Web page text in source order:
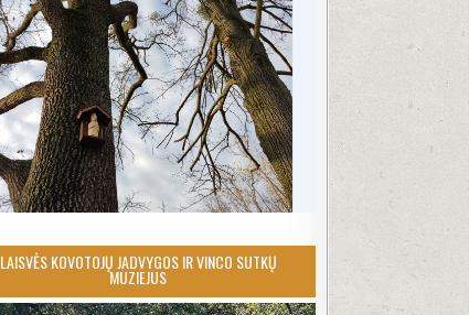
LAISVĖS KOVOTOJŲ JADVYGOS IR VINCO SUTKŲ
MUZIEJUS